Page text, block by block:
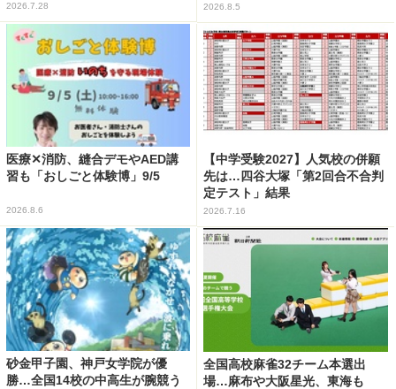
2026.7.28 2026.8.5
医療✕消防、縫合デモやAED講
習も「おしごと体験博」9/5
2026.8.6
【中学受験2027】人気校の併願
先は…四谷大塚「第2回合不合判
定テスト」結果
2026.7.16
砂金甲子園、神戸女学院が優
勝…全国14校の中高生が腕競う
全国高校麻雀32チーム本選出
場…麻布や大阪星光、東海も